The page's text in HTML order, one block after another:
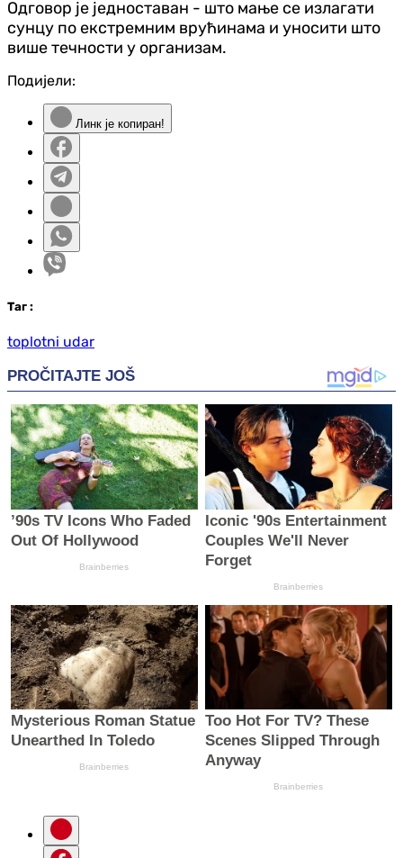
Одговор је једноставан - што мање се излагати
сунцу по екстремним врућинама и уносити што
више течности у организам.
Подијели:
Линк је копиран!
Таг :
toplotni udar